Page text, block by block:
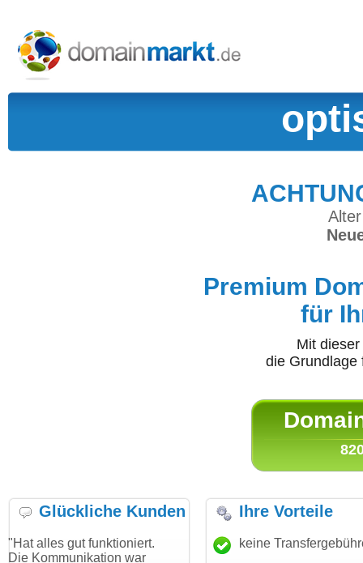
Premium
für
Mit
die
Glückliche Kunden
funktioniert.
war
"Danke für den schnellen
Transfer und guten Service!"
"Ich bin
Ihre Vorteile
keine